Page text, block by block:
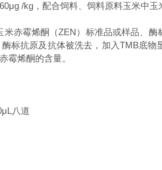
/kg，配合饲料、饲料原料玉米中玉
赤霉烯酮（ZEN）标准品或样品、
标抗原及抗体被洗去，加入TMB底
霉烯酮的含量。
八道